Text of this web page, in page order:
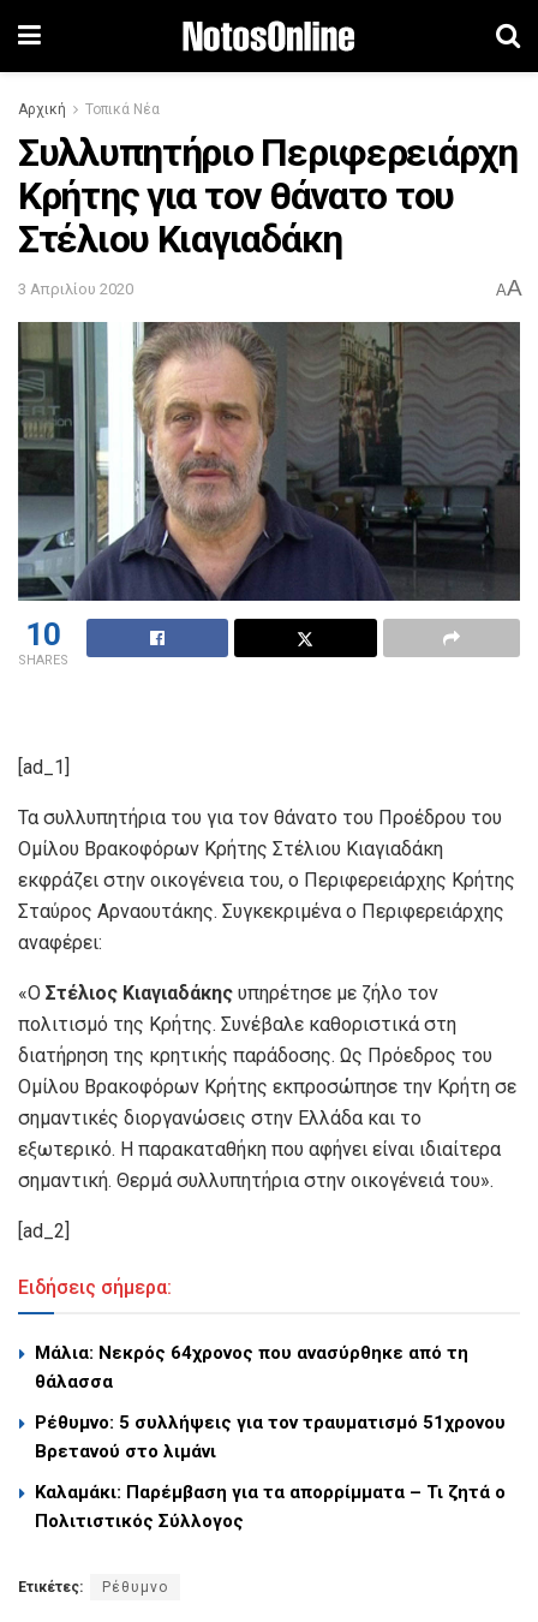
Αρχική Τοπικά Νέα
Συλλυπητήριο Περιφερειάρχη
Κρήτης για τον θάνατο του
Στέλιου Κιαγιαδάκη
3 Απριλίου 2020 AA
10
SHARES
[ad_1]
Τα συλλυπητήρια του για τον θάνατο του Προέδρου του
Ομίλου Βρακοφόρων Κρήτης Στέλιου Κιαγιαδάκη
εκφράζει στην οικογένεια του, ο Περιφερειάρχης Κρήτης
Σταύρος Αρναουτάκης. Συγκεκριμένα ο Περιφερειάρχης
αναφέρει:
«Ο Στέλιος Κιαγιαδάκης υπηρέτησε με ζήλο τον
πολιτισμό της Κρήτης. Συνέβαλε καθοριστικά στη
διατήρηση της κρητικής παράδοσης. Ως Πρόεδρος του
Ομίλου Βρακοφόρων Κρήτης εκπροσώπησε την Κρήτη σε
σημαντικές διοργανώσεις στην Ελλάδα και το
εξωτερικό. Η παρακαταθήκη που αφήνει είναι ιδιαίτερα
σημαντική. Θερμά συλλυπητήρια στην οικογένειά του».
[ad_2]
Ειδήσεις σήμερα:
Μάλια: Νεκρός 64χρονος που ανασύρθηκε από τη
θάλασσα
Ρέθυμνο: 5 συλλήψεις για τον τραυματισμό 51χρονου
Βρετανού στο λιμάνι
Καλαμάκι: Παρέμβαση για τα απορρίμματα – Τι ζητά ο
Πολιτιστικός Σύλλογος
Ετικέτες: Ρέθυμνο